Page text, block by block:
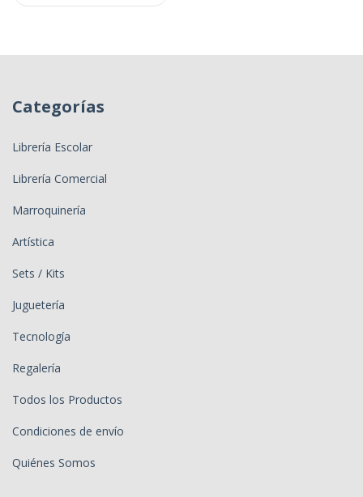
Categorías
Librería Escolar
Librería Comercial
Marroquinería
Artística
Sets / Kits
Juguetería
Tecnología
Regalería
Todos los Productos
Condiciones de envío
Quiénes Somos